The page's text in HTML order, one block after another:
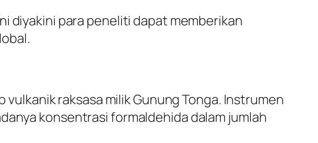
diyakini para peneliti dapat memberikan
raksasa milik Gunung Tonga. Instrumen
konsentrasi formaldehida dalam jumlah